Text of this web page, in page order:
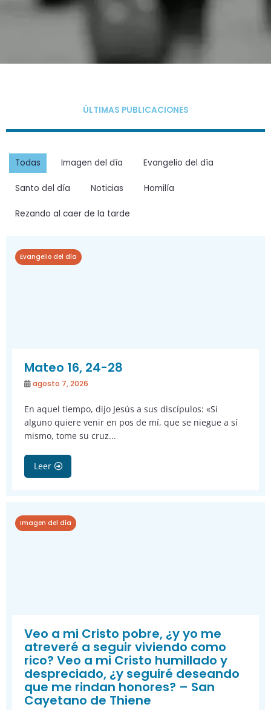
ÚLTIMAS PUBLICACIONES
Todas Imagen del día Evangelio del día
Santo del día Noticias Homilía
Rezando al caer de la tarde
Evangelio del día
Mateo 16, 24-28
agosto 7, 2026
En aquel tiempo, dijo Jesús a sus discípulos: «Si
alguno quiere venir en pos de mí, que se niegue a sí
mismo, tome su cruz...
Leer
Imagen del día
Veo a mi Cristo pobre, ¿y yo me
atreveré a seguir viviendo como
rico? Veo a mi Cristo humillado y
despreciado, ¿y seguiré deseando
que me rindan honores? – San
Cayetano de Thiene